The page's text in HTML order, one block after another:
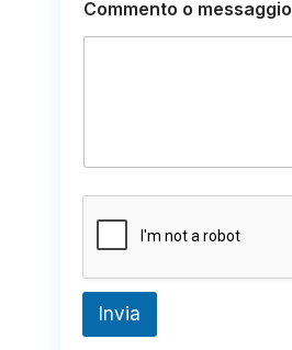
o
Commento o messaggio
Invia